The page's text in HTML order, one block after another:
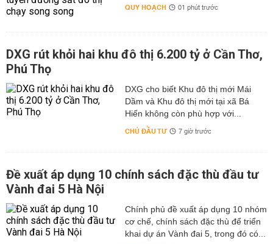
QUY HOẠCH 01 phút trước
DXG rút khỏi hai khu đô thị 6.200 tỷ ở Cần Thơ,
Phú Thọ
DXG cho biết Khu đô thị mới Mái
Dầm và Khu đô thị mới tại xã Bá
Hiến không còn phù hợp với...
CHỦ ĐẦU TƯ 7 giờ trước
Đề xuất áp dụng 10 chính sách đặc thù đầu tư
Vành đai 5 Hà Nội
Chính phủ đề xuất áp dụng 10 nhóm
cơ chế, chính sách đặc thù để triển
khai dự án Vành đai 5, trong đó có...